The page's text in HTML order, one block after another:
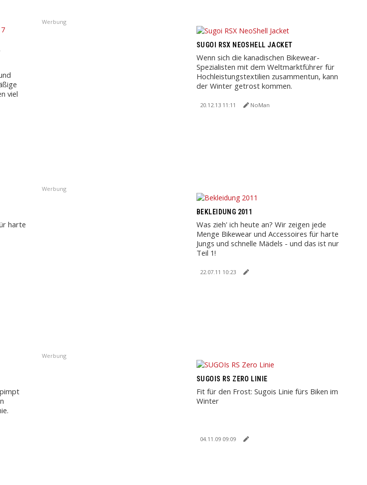
viel
Werbung
SUGOI RSX NEOSHELL JACKET
Wenn sich die kanadischen Bikewear-
Spezialisten mit dem Weltmarktführer für
Hochleistungstextilien zusammentun, kann
der Winter getrost kommen.
20.12.13 11:11 NoMan
harte
Werbung
BEKLEIDUNG 2011
Was zieh' ich heute an? Wir zeigen jede
Menge Bikewear und Accessoires für harte
Jungs und schnelle Mädels - und das ist nur
Teil 1!
22.07.11 10:23
Werbung
SUGOIS RS ZERO LINIE
Fit für den Frost: Sugois Linie fürs Biken im
Winter
04.11.09 09:09